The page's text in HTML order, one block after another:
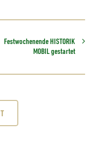
Festwochenende HISTORIK
MOBIL gestartet